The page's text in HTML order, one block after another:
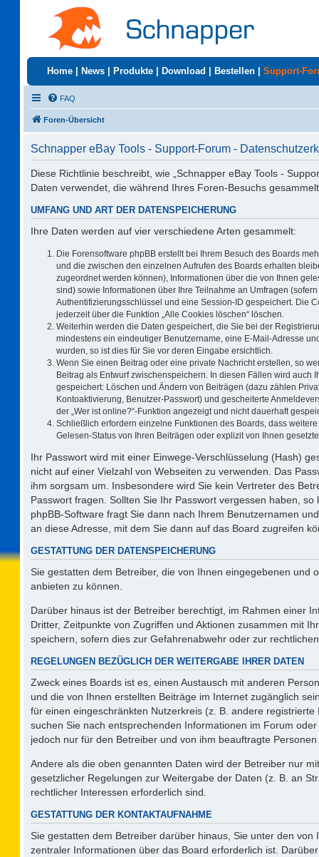
Home News Produkte Download Bestellen Support-
FAQ
Foren-Übersicht
Schnapper eBay Tools - Support-Forum -
Diese Richtlinie beschreibt, wie „Schnapper eBay Tools -
Daten verwendet, die während Ihres Foren-Besuchs
UMFANG UND ART DER DATENSPEICHERUNG
Ihre Daten werden auf vier verschiedene Arten gesammelt:
Die Forensoftware phpBB erstellt bei Ihrem Besuch des Boards
und die zwischen den einzelnen Aufrufen des Boards erhalten
zugeordnet werden können), Informationen über die von Ihnen
sind) sowie Informationen über Ihre Teilnahme an Umfragen
Authentifizierungsschlüssel und eine Session-ID gespeichert. Die
jederzeit über die Funktion „Alle Cookies löschen“ löschen.
Weiterhin werden die Daten gespeichert, die Sie bei der
mindestens ein eindeutiger Benutzername, eine E-Mail-Adresse
wurden, so ist dies für Sie vor deren Eingabe ersichtlich.
Wenn Sie einen Beitrag oder eine private Nachricht erstellen, so
Beitrag als Entwurf zwischenspeichern. In diesen Fällen wird
gespeichert: Löschen und Ändern von Beiträgen (dazu zählen
Kontoaktivierung, Benutzer-Passwort) und gescheiterte
der „Wer ist online?“-Funktion angezeigt und nicht dauerhaft
Schließlich erfordern einzelne Funktionen des Boards, dass
Gelesen-Status von Ihren Beiträgen oder explizit von Ihnen
Ihr Passwort wird mit einer Einwege-Verschlüsselung (Hash)
nicht auf einer Vielzahl von Webseiten zu verwenden. Das
ihm sorgsam um. Insbesondere wird Sie kein Vertreter des
Passwort fragen. Sollten Sie Ihr Passwort vergessen haben,
phpBB-Software fragt Sie dann nach Ihrem Benutzernamen
an diese Adresse, mit dem Sie dann auf das Board zugreifen
GESTATTUNG DER DATENSPEICHERUNG
Sie gestatten dem Betreiber, die von Ihnen eingegebenen
anbieten zu können.
Darüber hinaus ist der Betreiber berechtigt, im Rahmen einer
Dritter, Zeitpunkte von Zugriffen und Aktionen zusammen mit
speichern, sofern dies zur Gefahrenabwehr oder zur
REGELUNGEN BEZÜGLICH DER WEITERGABE IHRER DATEN
Zweck eines Boards ist es, einen Austausch mit anderen
und die von Ihnen erstellten Beiträge im Internet zugänglich
für einen eingeschränkten Nutzerkreis (z. B. andere
suchen Sie nach entsprechenden Informationen im Forum
jedoch nur für den Betreiber und von ihm beauftragte
Andere als die oben genannten Daten wird der Betreiber nur
gesetzlicher Regelungen zur Weitergabe der Daten (z. B. an
rechtlicher Interessen erforderlich sind.
GESTATTUNG DER KONTAKTAUFNAHME
Sie gestatten dem Betreiber darüber hinaus, Sie unter den
zentraler Informationen über das Board erforderlich ist.